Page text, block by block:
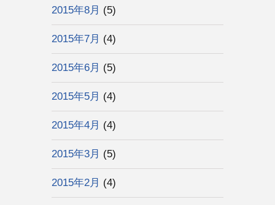
2015年8月 (5)
2015年7月 (4)
2015年6月 (5)
2015年5月 (4)
2015年4月 (4)
2015年3月 (5)
2015年2月 (4)